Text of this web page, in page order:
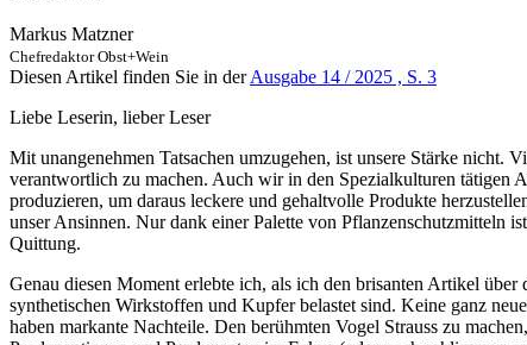
Markus Matzner
Chefredaktor Obst+Wein
Diesen Artikel finden Sie in derAusgabe 14 / 2025 , S. 3
Liebe Leserin, lieber Leser
Mit unangenehmen Tatsachen umzugehen, ist unsere Stärke nicht.
verantwortlich zu machen. Auch wir in den Spezialkulturen tätigen
produzieren, um daraus leckere und gehaltvolle Produkte
unser Ansinnen. Nur dank einer Palette von Pflanzenschutzmitteln
Quittung.
Genau diesen Moment erlebte ich, als ich den brisanten Artikel über
synthetischen Wirkstoffen und Kupfer belastet sind. Keine ganz
haben markante Nachteile. Den berühmten Vogel Strauss zu